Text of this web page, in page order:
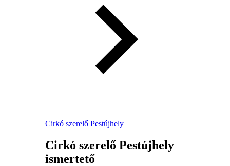
Cirkó szerelő Pestújhely
Cirkó szerelő Pestújhely
ismertető